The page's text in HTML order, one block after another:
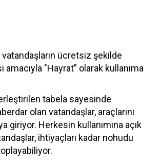
vatandaşların ücretsiz şekilde
"Hayrat” olarak kullanıma
tabela sayesinde
olan vatandaşlar, araçlarını
giriyor. Herkesin kullanımına açık
ihtiyaçları kadar nohudu